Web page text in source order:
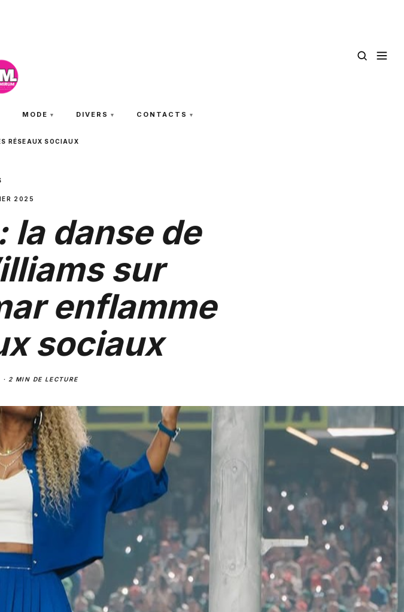
MODE DIVERS CONTACTS
RÉSEAUX SOCIAUX
2025
la danse de
sur
enflamme
sociaux
· 2 MIN DE LECTURE